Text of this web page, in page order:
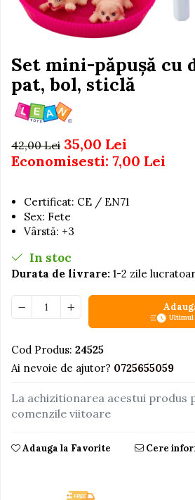
Jucarii de baie
Seturi de frumusete
Caluti balansoar
Interactive, educative si
muzicale
Figurine
Ateliere si unelte
Blocuri de constructie
Creative
De plus
Fotolii gonflabile
Jocuri de indemanare
Jocuri sportive
Motociclete
Pistoale
Proiectoare
Set Avioane si submarine
Ingrijire cosmetica mamici
Perioada Alaptarii
Perioada Sarcinii
Pompe de san
Sisteme De Purtare
Set mini-păpușă cu
pat, bol, sticlă
42,00 Lei 35,00 Lei
Economisesti: 7,00 Lei
Certificat: CE / EN71
Sex: Fete
Vârstă: +3
In stoc
Durata de livrare: 1-2 zile
Ultimul
Cod Produs: 24525
Ai nevoie de ajutor? 0725655059
La achizitionarea acestui produs
comenzile viitoare
Adauga la Favorite Cere